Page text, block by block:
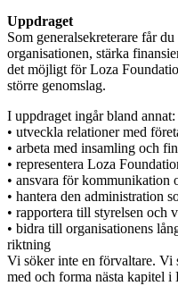
Uppdraget
Som generalsekreterare får
organisationen, stärka
det möjligt för Loza
större genomslag.
I uppdraget ingår bland annat:
• utveckla relationer med
• arbeta med insamling och
• representera Loza
• ansvara för kommunikation
• hantera den administration
• rapportera till styrelsen och
• bidra till organisationens
riktning
Vi söker inte en förvaltare. Vi
med och forma nästa kapitel